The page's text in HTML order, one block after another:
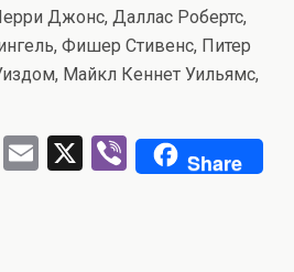
Джонс, Даллас Робертс,
Фишер Стивенс, Питер
Майкл Кеннет Уильямс,
T
E
X
Vi
b
Share